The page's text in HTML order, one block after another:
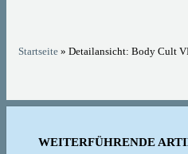
Startseite » Detailansicht: Body Cult
WEITERFÜHRENDE